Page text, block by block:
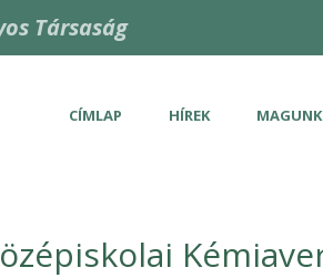
Társaság
CÍMLAP HÍREK